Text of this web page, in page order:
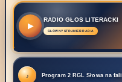
RADIO GŁOS LITERACKI
Program 2 RGL Słowa na fali